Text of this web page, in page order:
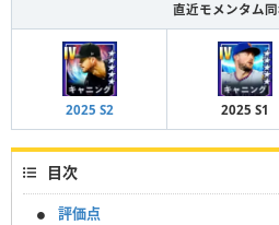
直近モメンタム
2025 S2 2025 S1
目次
評価点